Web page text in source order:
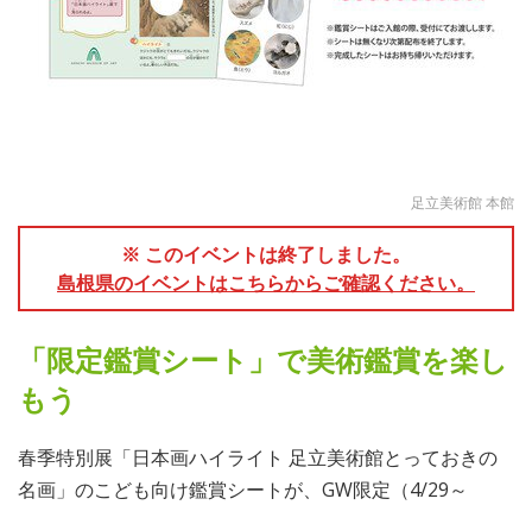
足立美術館 本館
※ このイベントは終了しました。
島根県のイベントはこちらからご確認ください。
「限定鑑賞シート」で美術鑑賞を楽し
もう
春季特別展「日本画ハイライト 足立美術館とっておきの
名画」のこども向け鑑賞シートが、GW限定（4/29～